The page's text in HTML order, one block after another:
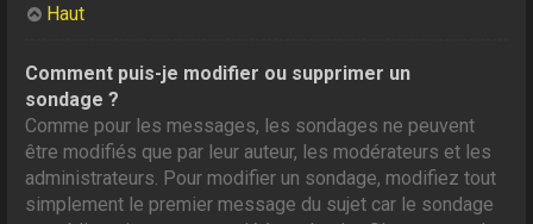
Haut
Comment puis-je modifier ou supprimer un
sondage ?
Comme pour les messages, les sondages ne peuvent
être modifiés que par leur auteur, les modérateurs et les
administrateurs. Pour modifier un sondage, modifiez tout
simplement le premier message du sujet car le sondage